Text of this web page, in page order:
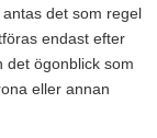
det som regel
endast efter
det ögonblick som
eller annan